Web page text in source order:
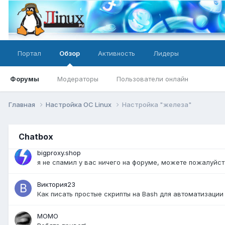
Портал Обзор
Форумы Модераторы Пользователи онлайн
Активность Лидеры
Главная Настройка ОС Linux Настройка "железа"
Chatbox
@bigproxy.shop спам. Не соответствие теме форума
bigproxy.shop
как нужно правильно оформить чтобы не было спама?
Firebird
@bigproxy.shop разместить можно вот тут:https://
bigproxy.shop
я не спамил у вас ничего на форуме, можете
Виктория23
Как писать простые скрипты на Bash для автоматизации
MOMO